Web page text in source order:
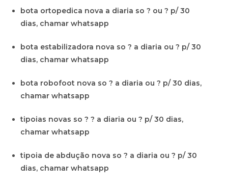
bota ortopedica nova a diaria so ? ou ? p/ 30
dias, chamar whatsapp
bota estabilizadora nova so ? a diaria ou ? p/ 30
dias, chamar whatsapp
bota robofoot nova so ? a diaria ou ? p/ 30 dias,
chamar whatsapp
tipoias novas so ? ? a diaria ou ? p/ 30 dias,
chamar whatsapp
tipoia de abdução nova so ? a diaria ou ? p/ 30
dias, chamar whatsapp